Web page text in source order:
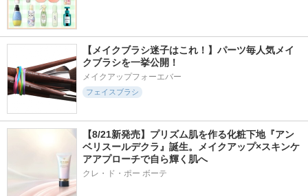
【メイクブラシ迷子はこれ！】パーツ毎人気メイ
クブラシを一挙公開！
メイクアップフォーエバー
フェイスブラシ
【8/21新発売】プリズム肌を作る化粧下地『アン
ベリスールデクラ』誕生。メイクアップ×スキンケ
アアプローチで自ら輝く肌へ
クレ・ド・ポー ボーテ